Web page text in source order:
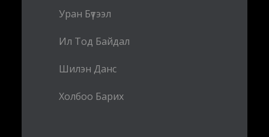
Уран Бүтээл
Ил Тод Байдал
Шилэн Данс
Холбоо Барих